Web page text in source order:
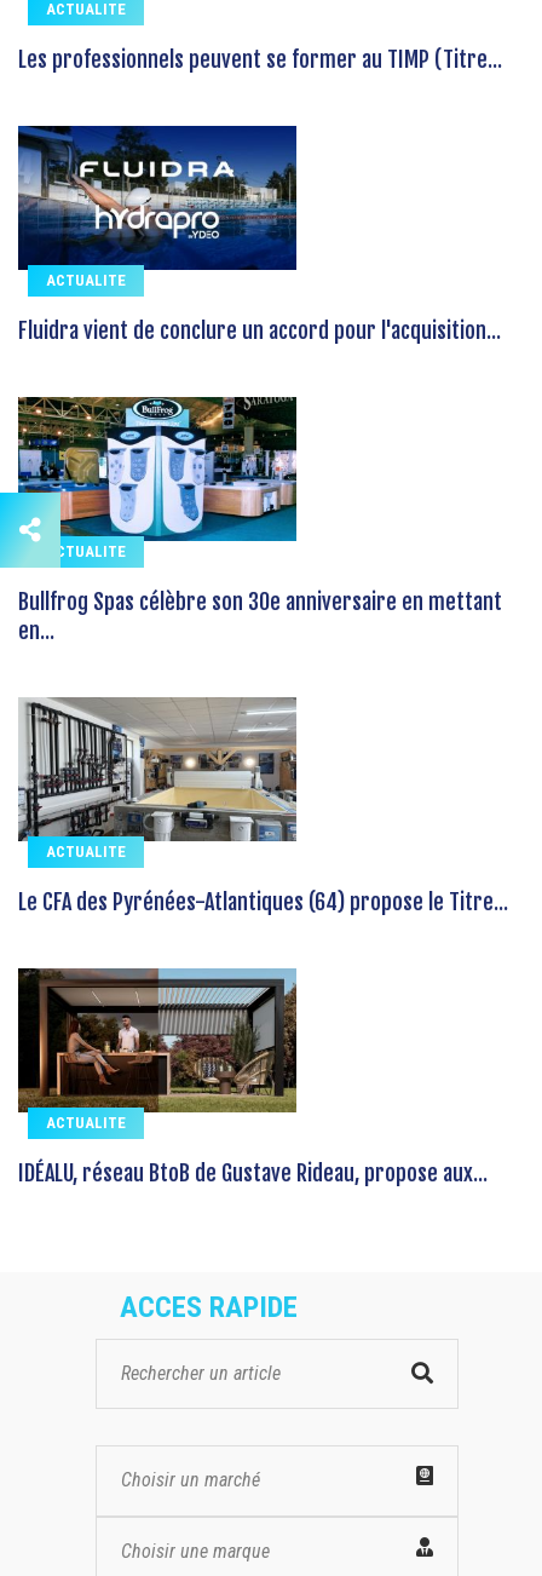
ACTUALITE
Les professionnels peuvent se former au TIMP (Titre...
ACTUALITE
Fluidra vient de conclure un accord pour l'acquisition...
ACTUALITE
Bullfrog Spas célèbre son 30e anniversaire en mettant
en...
ACTUALITE
Le CFA des Pyrénées-Atlantiques (64) propose le Titre...
ACTUALITE
IDÉALU, réseau BtoB de Gustave Rideau, propose aux...
ACCES RAPIDE
Choisir un marché
Choisir une marque